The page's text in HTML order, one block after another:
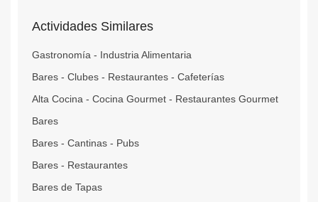
Actividades Similares
Gastronomía - Industria Alimentaria
Bares - Clubes - Restaurantes - Cafeterías
Alta Cocina - Cocina Gourmet - Restaurantes Gourmet
Bares
Bares - Cantinas - Pubs
Bares - Restaurantes
Bares de Tapas